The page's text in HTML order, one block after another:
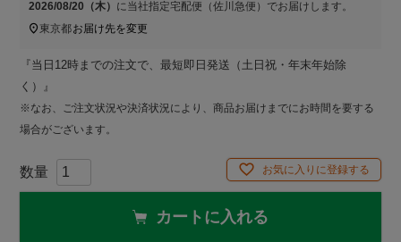
2026/08/20（木） に当社指定宅配便（佐川急便） でお届けします。
東京都お届け先を変更
『当日12時までの注文で、最短即日発送（土日祝・年末年始除
く）』
※なお、ご注文状況や決済状況により、商品お届けまでにお時間を要する
場合がございます。
お気に入りに登録する
カートに入れる